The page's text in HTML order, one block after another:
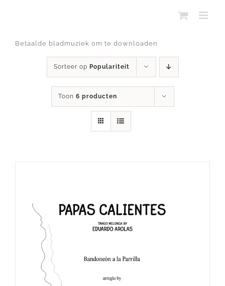
Betaalde bladmuziek om te downloaden
Sorteer op Populariteit
Toon 6 producten